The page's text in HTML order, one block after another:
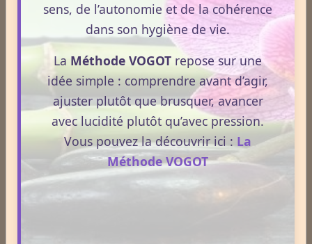
Arnica
Aubépine
Avoine
sens, de l’autonomie et de la cohérence
dans son hygiène de vie.
La Méthode VOGOT repose sur une
idée simple : comprendre avant d’agir,
ajuster plutôt que brusquer, avancer
avec lucidité plutôt qu’avec pression.
Vous pouvez la découvrir ici : La
Méthode VOGOT